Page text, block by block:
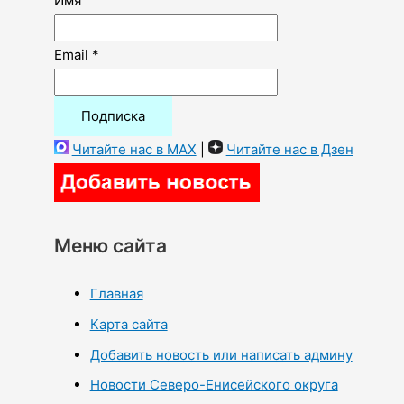
Email *
Читайте нас в MAX Читайте нас в Дзен
Меню сайта
Главная
Карта сайта
Добавить новость или написать админу
Новости Северо-Енисейского округа